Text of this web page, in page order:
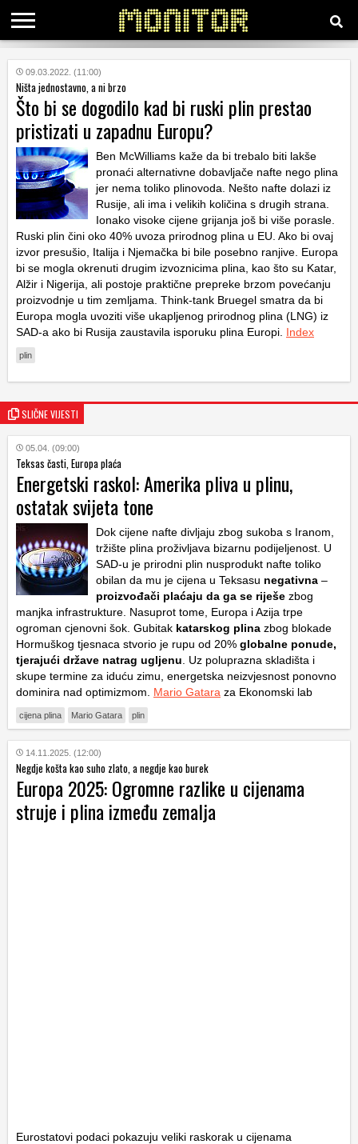
KATEGORIJE
HRVATSKI
WEB
09.03.2022. (11:00)
Ništa jednostavno, a ni brzo
Što bi se dogodilo kad bi ruski plin prestao
pristizati u zapadnu Europu?
Ben McWilliams kaže da bi trebalo biti lakše
pronaći alternativne dobavljače nafte nego plina
jer nema toliko plinovoda. Nešto nafte dolazi iz
Rusije, ali ima i velikih količina s drugih strana.
Ionako visoke cijene grijanja još bi više porasle.
Ruski plin čini oko 40% uvoza prirodnog plina u EU. Ako bi ovaj
izvor presušio, Italija i Njemačka bi bile posebno ranjive. Europa
bi se mogla okrenuti drugim izvoznicima plina, kao što su Katar,
Alžir i Nigerija, ali postoje praktične prepreke brzom povećanju
proizvodnje u tim zemljama. Think-tank Bruegel smatra da bi
Europa mogla uvoziti više ukapljenog prirodnog plina (LNG) iz
SAD-a ako bi Rusija zaustavila isporuku plina Europi. Index
plin
SLIČNE VIJESTI
05.04. (09:00)
Teksas časti, Europa plaća
Energetski raskol: Amerika pliva u plinu,
ostatak svijeta tone
Dok cijene nafte divljaju zbog sukoba s Iranom,
tržište plina proživljava bizarnu podijeljenost. U
SAD-u je prirodni plin nusprodukt nafte toliko
obilan da mu je cijena u Teksasu negativna –
proizvođači plaćaju da ga se riješe zbog
manjka infrastrukture. Nasuprot tome, Europa i Azija trpe
ogroman cjenovni šok. Gubitak katarskog plina zbog blokade
Hormuškog tjesnaca stvorio je rupu od 20% globalne ponude,
tjerajući države natrag ugljenu . Uz poluprazna skladišta i
skupe termine za iduću zimu, energetska neizvjesnost ponovno
dominira nad optimizmom. Mario Gatara za Ekonomski lab
cijena plina Mario Gatara plin
14.11.2025. (12:00)
Negdje košta kao suho zlato, a negdje kao burek
Europa 2025: Ogromne razlike u cijenama
struje i plina između zemalja
Eurostatovi podaci pokazuju veliki raskorak u cijenama